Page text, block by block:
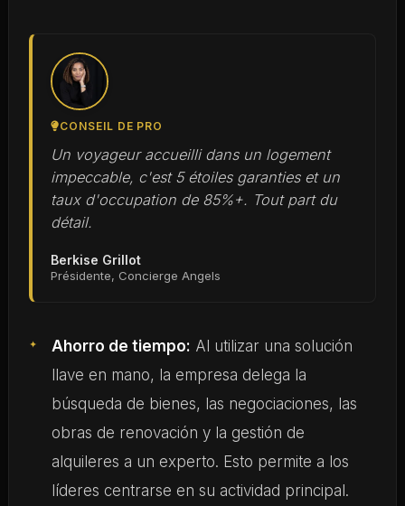
CONSEIL DE PRO
Un voyageur accueilli dans un logement
impeccable, c'est 5 étoiles garanties et un
taux d'occupation de 85%+. Tout part du
détail.
Berkise Grillot
Présidente, Concierge Angels
Ahorro de tiempo: Al utilizar una solución
llave en mano, la empresa delega la
búsqueda de bienes, las negociaciones, las
obras de renovación y la gestión de
alquileres a un experto. Esto permite a los
líderes centrarse en su actividad principal.